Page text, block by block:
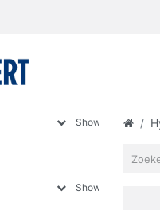
Show more
Show more